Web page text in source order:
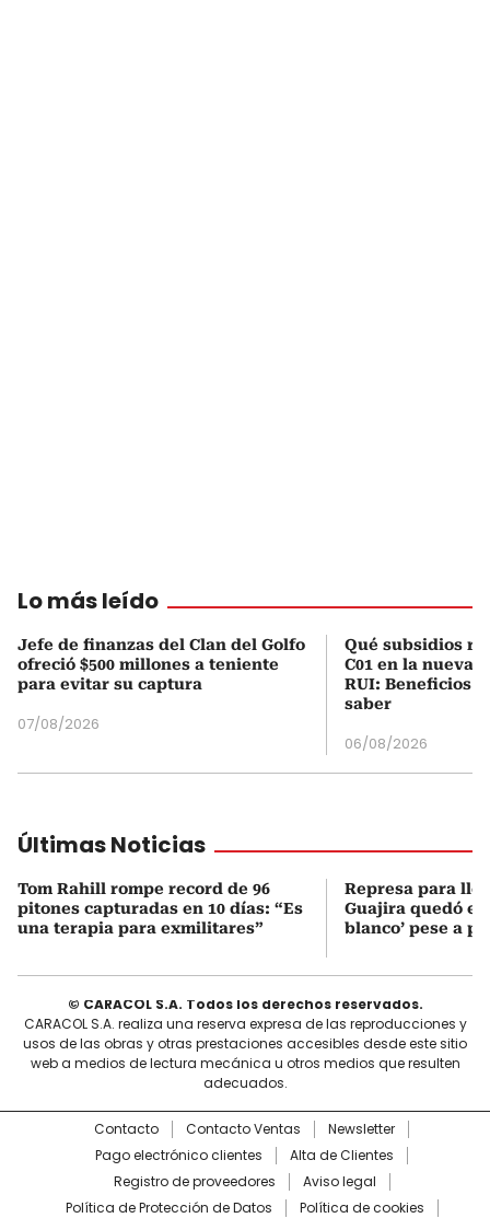
Lo más leído
Jefe de finanzas del Clan del Golfo
ofreció $500 millones a teniente
para evitar su captura
07/08/2026
Qué subsidios
C01 en la nueva
RUI: Beneficios
saber
06/08/2026
Últimas Noticias
Tom Rahill rompe record de 96
pitones capturadas en 10 días: “Es
una terapia para exmilitares”
Represa para
Guajira quedó en
blanco’ pese a
© CARACOL S.A. Todos los derechos reservados.
CARACOL S.A. realiza una reserva expresa de las reproducciones y
usos de las obras y otras prestaciones accesibles desde este sitio
web a medios de lectura mecánica u otros medios que resulten
adecuados.
Contacto Contacto Ventas
Newsletter
Pago electrónico clientes
Alta de Clientes
Registro de proveedores
Aviso legal
Política de Protección de Datos
Política de cookies